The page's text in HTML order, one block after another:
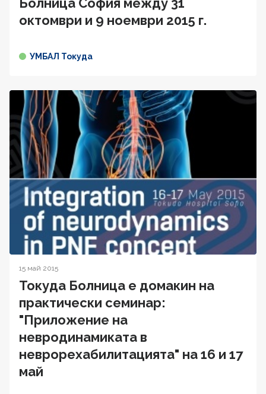
октомври и 9 ноември 2015 г.
УМБАЛ Токуда
15 май 2015
Токуда Болница е домакин на
практически семинар:
"Приложение на
невродинамиката в
неврорехабилитацията" на 16 и 17
май